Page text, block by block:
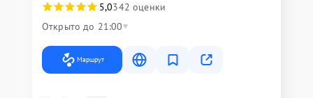
5,0342 оценки
Открыто до 21:00
Маршрут